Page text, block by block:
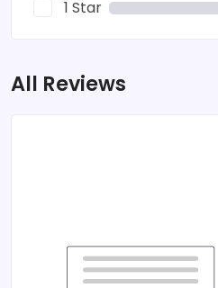
1 Star
All Reviews